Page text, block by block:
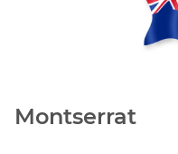
Montserrat